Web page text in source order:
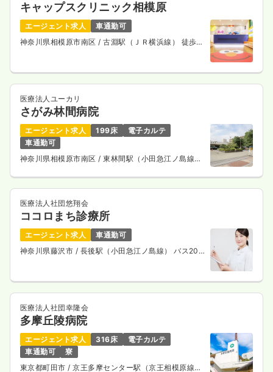
キャップスクリニック相模原
エージェント求人
車通勤可
神奈川県相模原市南区 / 古淵駅（ＪＲ横浜線） 徒歩
医療法人ユーカリ
さがみ林間病院
エージェント求人 199床
電子カルテ
車通勤可
神奈川県相模原市南区/ 東林間駅（小田急江ノ島線）
医療法人社団悠翔会
ココロまち診療所
エージェント求人
車通勤可
神奈川県藤沢市 / 長後駅（小田急江ノ島線） バス20
医療法人社団幸隆会
多摩丘陵病院
エージェント求人 316床
電子カルテ
車通勤可
寮
東京都町田市/ 京王多摩センター駅（京王相模原線）